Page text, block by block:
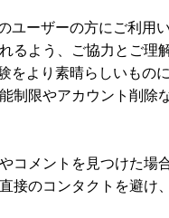
ーザーの方にご利用
るよう、ご協力とご理
をより素晴らしいもの
制限やアカウント削除
コメントを見つけた場
接のコンタクトを避け